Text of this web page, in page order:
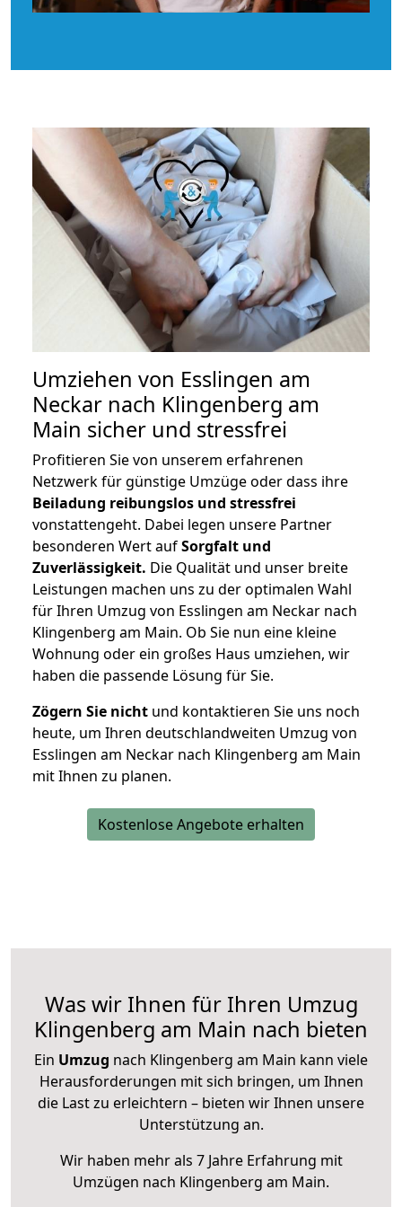
Umziehen von Esslingen am
Neckar nach Klingenberg am
Main sicher und stressfrei
Profitieren Sie von unserem erfahrenen
Netzwerk für günstige Umzüge oder dass ihre
Beiladung reibungslos und stressfrei
vonstattengeht. Dabei legen unsere Partner
besonderen Wert aufSorgfalt und
Zuverlässigkeit. Die Qualität und unser breite
Leistungen machen uns zu der optimalen Wahl
für Ihren Umzug von Esslingen am Neckar nach
Klingenberg am Main. Ob Sie nun eine kleine
Wohnung oder ein großes Haus umziehen, wir
haben die passende Lösung für Sie.
Zögern Sie nicht und kontaktieren Sie uns noch
heute, um Ihren deutschlandweiten Umzug von
Esslingen am Neckar nach Klingenberg am Main
mit Ihnen zu planen.
Kostenlose Angebote erhalten
Was wir Ihnen für Ihren Umzug
Klingenberg am Main nach bieten
Ein Umzug nach Klingenberg am Main kann viele
Herausforderungen mit sich bringen, um Ihnen
die Last zu erleichtern – bieten wir Ihnen unsere
Unterstützung an.
Wir haben mehr als 7 Jahre Erfahrung mit
Umzügen nach Klingenberg am Main.